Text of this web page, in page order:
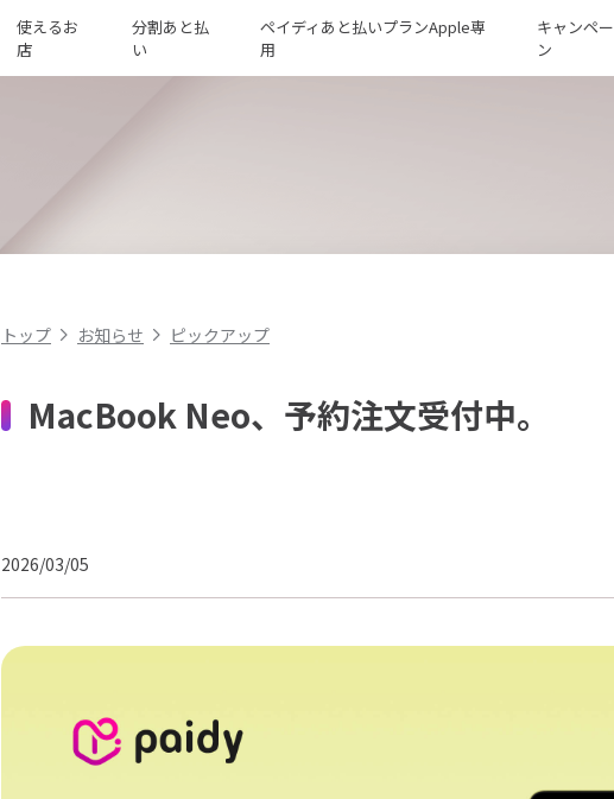
使えるお
店
分割あと払
い
ペイディあと払いプランApple専
用
キャンペー
ン
トップ お知らせ ピックアップ
MacBook Neo、予約注文受付中。
2026/03/05